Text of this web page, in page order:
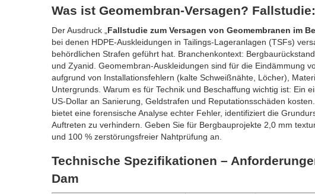
Was ist Geomembran-Versagen?
Der Ausdruck „ Fallstudie zum Versagen von Geomembranen im
bei denen HDPE-Auskleidungen in Tailings-Lageranlagen (TSFs)
behördlichen Strafen geführt hat. Branchenkontext:
und Zyanid. Geomembran-Auskleidungen sind für die Eindämmung
aufgrund von Installationsfehlern (kalte Schweißnähte, Löcher),
Untergrunds. Warum es für Technik und Beschaffung wichtig ist: Ein
US-Dollar an Sanierung, Geldstrafen und Reputationsschäden
bietet eine forensische Analyse echter Fehler, identifiziert die
Auftreten zu verhindern. Geben Sie für Bergbauprojekte 2,0 mm
und 100 % zerstörungsfreier Nahtprüfung an.
Technische Spezifikationen –
Dam